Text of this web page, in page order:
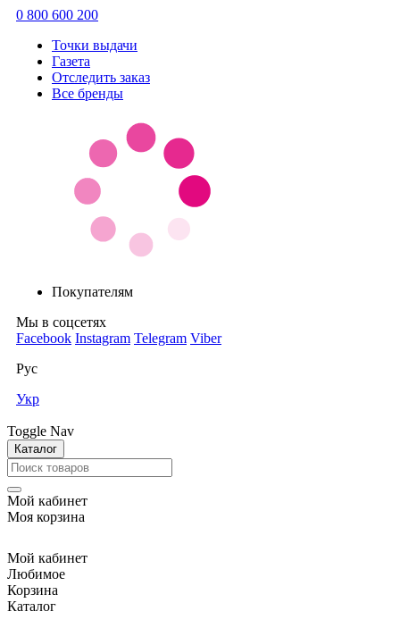
0 800 600 200
Точки выдачи
Газета
Отследить заказ
Все бренды
Покупателям
Мы в соцсетях
Facebook Instagram Telegram Viber
Рус
Укр
Toggle Nav
Каталог
Мой кабинет
Моя корзина
Мой кабинет
Любимое
Корзина
Каталог